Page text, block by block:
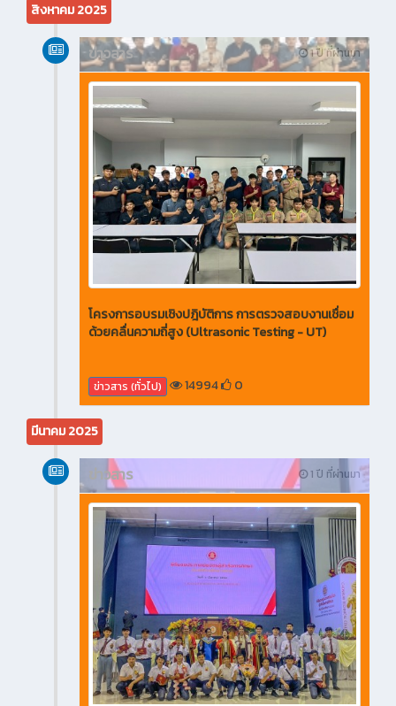
สิงหาคม 2025
1 ปี ที่ผ่านมา
ข่าวสาร
โครงการอบรมเชิงปฎิบัติการ การตรวจสอบงานเชื่อม
ด้วยคลื่นความถี่สูง (Ultrasonic Testing - UT)
ข่าวสาร (ทั่วไป) 14994 0
มีนาคม 2025
1 ปี ที่ผ่านมา
ข่าวสาร